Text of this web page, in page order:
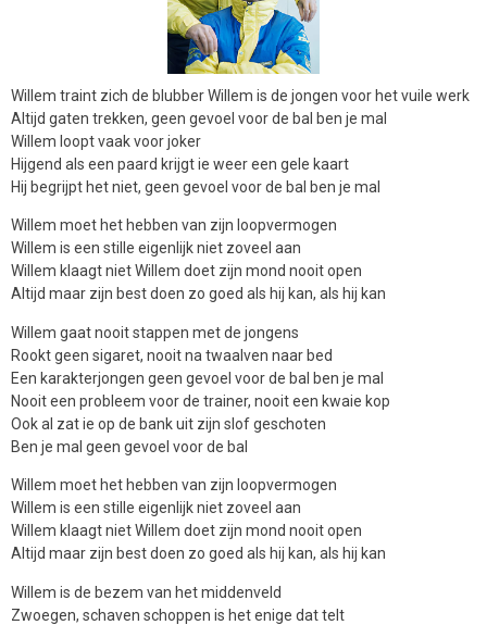
Willem traint zich de blubber Willem is de jongen voor het vuile werk
Altijd gaten trekken, geen gevoel voor de bal ben je mal
Willem loopt vaak voor joker
Hijgend als een paard krijgt ie weer een gele kaart
Hij begrijpt het niet, geen gevoel voor de bal ben je mal
Willem moet het hebben van zijn loopvermogen
Willem is een stille eigenlijk niet zoveel aan
Willem klaagt niet Willem doet zijn mond nooit open
Altijd maar zijn best doen zo goed als hij kan, als hij kan
Willem gaat nooit stappen met de jongens
Rookt geen sigaret, nooit na twaalven naar bed
Een karakterjongen geen gevoel voor de bal ben je mal
Nooit een probleem voor de trainer, nooit een kwaie kop
Ook al zat ie op de bank uit zijn slof geschoten
Ben je mal geen gevoel voor de bal
Willem moet het hebben van zijn loopvermogen
Willem is een stille eigenlijk niet zoveel aan
Willem klaagt niet Willem doet zijn mond nooit open
Altijd maar zijn best doen zo goed als hij kan, als hij kan
Willem is de bezem van het middenveld
Zwoegen, schaven schoppen is het enige dat telt